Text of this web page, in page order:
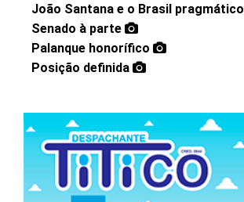
João Santana e o Brasil pragmático
Senado à parte
Palanque honorífico
Posição definida